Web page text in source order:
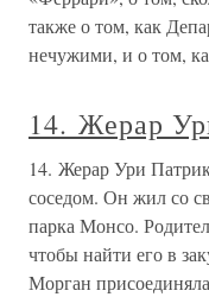
также о том, как
нечужими, и о том,
14. Жерар
14. Жерар Ури
соседом. Он жил со
парка Монсо.
чтобы найти его в
Морган